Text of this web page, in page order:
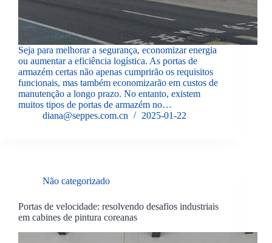
Seja para melhorar a segurança, economizar energia
ou aumentar a eficiência logística. As portas de
armazém certas não apenas cumprirão os requisitos
funcionais, mas também economizarão em custos de
manutenção a longo prazo. No entanto, existem
muitos tipos de portas de armazém no…
diana@seppes.com.cn
2025-01-22
Não categorizado
Portas de velocidade: resolvendo desafios industriais
em cabines de pintura coreanas